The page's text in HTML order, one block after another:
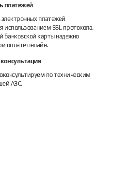
платежей
электронных платежей
использованием SSL протокола.
банковской карты надежно
оплате онлайн.
по техническим
АЗС.